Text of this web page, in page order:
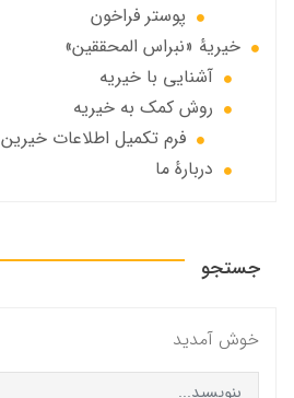
پوستر فراخون
خيريهٔ «نبراس المحققين»
آشنایی با خیریه
روش کمک به خیریه
فرم تکمیل اطلاعات خیرین
دربارهٔ ما
جستجو
خوش آمديد